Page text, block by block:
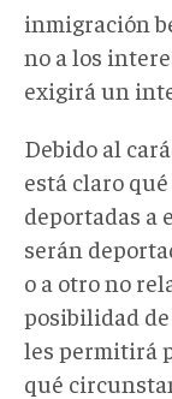
inmigración
no a los
exigirá un
Debido al
está claro
deportadas a
serán
o a otro no
posibilidad
les permitirá
qué